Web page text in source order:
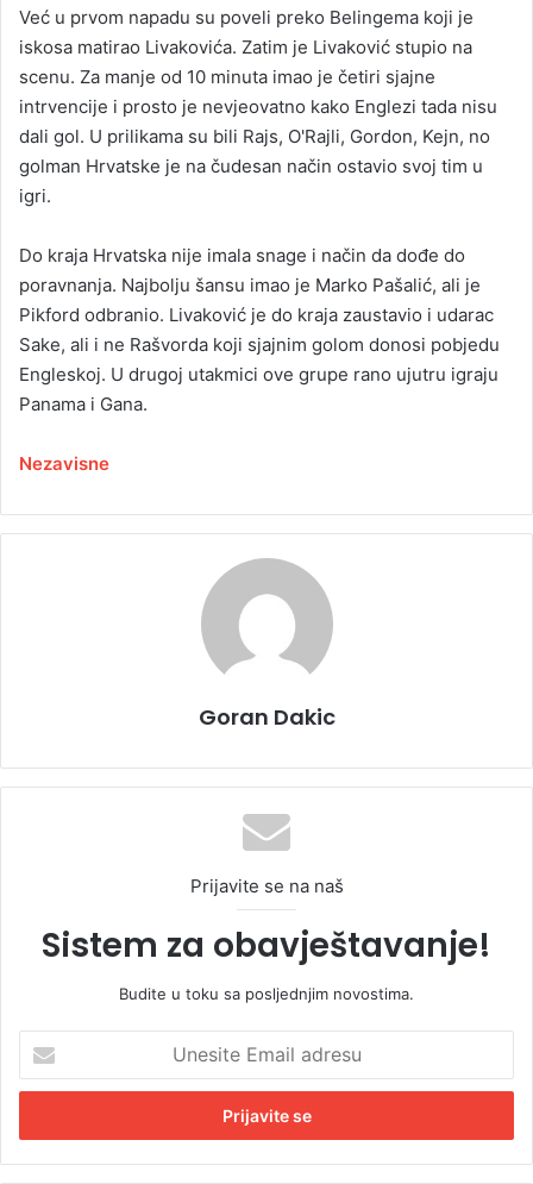
Već u prvom napadu su poveli preko Belingema koji je
iskosa matirao Livakovića. Zatim je Livaković stupio na
scenu. Za manje od 10 minuta imao je četiri sjajne
intrvencije i prosto je nevjeovatno kako Englezi tada nisu
dali gol. U prilikama su bili Rajs, O'Rajli, Gordon, Kejn, no
golman Hrvatske je na čudesan način ostavio svoj tim u
igri.
Do kraja Hrvatska nije imala snage i način da dođe do
poravnanja. Najbolju šansu imao je Marko Pašalić, ali je
Pikford odbranio. Livaković je do kraja zaustavio i udarac
Sake, ali i ne Rašvorda koji sjajnim golom donosi pobjedu
Engleskoj. U drugoj utakmici ove grupe rano ujutru igraju
Panama i Gana.
Nezavisne
Goran Dakic
Prijavite se na naš
Sistem za obavještavanje!
Budite u toku sa posljednjim novostima.
e
i
t